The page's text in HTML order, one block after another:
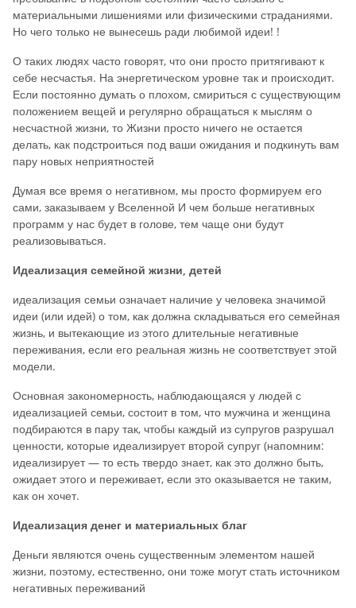
материальными лишениями или физическими страданиями.
Но чего только не вынесешь ради любимой идеи! !
О таких людях часто говорят, что они просто притягивают к
себе несчастья. На энергетическом уровне так и происходит.
Если постоянно думать о плохом, смириться с существующим
положением вещей и регулярно обращаться к мыслям о
несчастной жизни, то Жизни просто ничего не остается
делать, как подстроиться под ваши ожидания и подкинуть вам
пару новых неприятностей
Думая все время о негативном, мы просто формируем его
сами, заказываем у Вселенной И чем больше негативных
программ у нас будет в голове, тем чаще они будут
реализовываться.
Идеализация семейной жизни, детей
идеализация семьи означает наличие у человека значимой
идеи (или идей) о том, как должна складываться его семейная
жизнь, и вытекающие из этого длительные негативные
переживания, если его реальная жизнь не соответствует этой
модели.
Основная закономерность, наблюдающаяся у людей с
идеализацией семьи, состоит в том, что мужчина и женщина
подбираются в пару так, чтобы каждый из супругов разрушал
ценности, которые идеализирует второй супруг (напомним:
идеализирует — то есть твердо знает, как это должно быть,
ожидает этого и переживает, если это оказывается не таким,
как он хочет.
Идеализация денег и материальных благ
Деньги являются очень существенным элементом нашей
жизни, поэтому, естественно, они тоже могут стать источником
негативных переживаний